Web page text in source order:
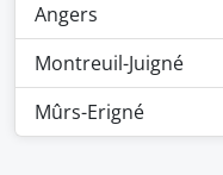
Angers
Montreuil-Juigné
Mûrs-Erigné